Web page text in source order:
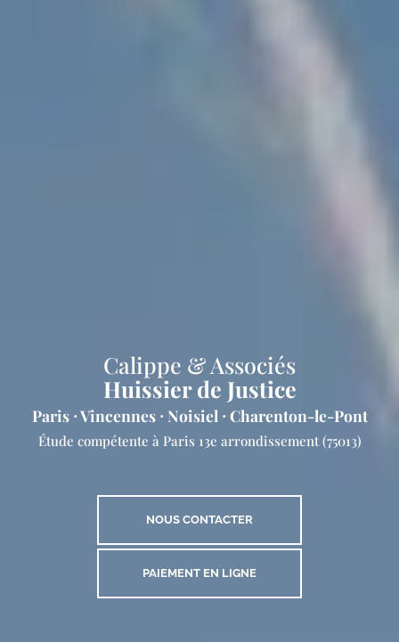
Calippe & Associés
Huissier de Justice
Paris ⸱ Vincennes ⸱ Noisiel ⸱ Charenton-le-Pont
Étude compétente à Paris 13e arrondissement (75013)
NOUS CONTACTER
PAIEMENT EN LIGNE